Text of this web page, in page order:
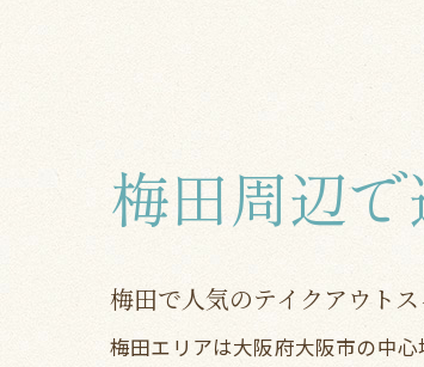
梅田周辺
梅田で人気のテイクアウト
梅田エリアは大阪府大阪市の中